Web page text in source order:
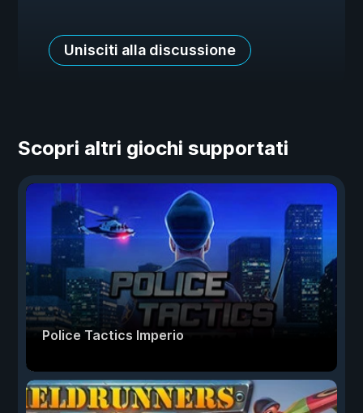
Unisciti alla discussione
Scopri altri giochi supportati
Police Tactics Imperio